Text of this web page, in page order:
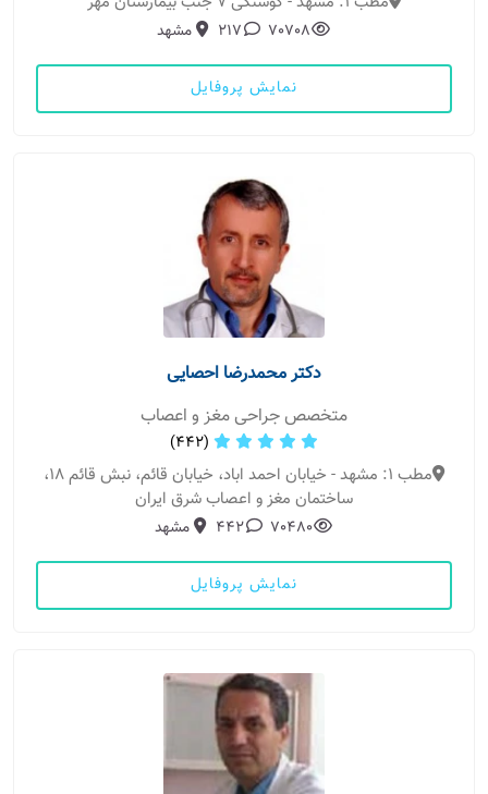
70708
217 مشهد
نمایش پروفایل
دکتر محمدرضا احصایی
متخصص جراحی مغز و اعصاب
(442)
مطب 1: مشهد - خیابان احمد اباد، خیابان قائم، نبش قائم 18،
ساختمان مغز و اعصاب شرق ایران
70480
442 مشهد
نمایش پروفایل